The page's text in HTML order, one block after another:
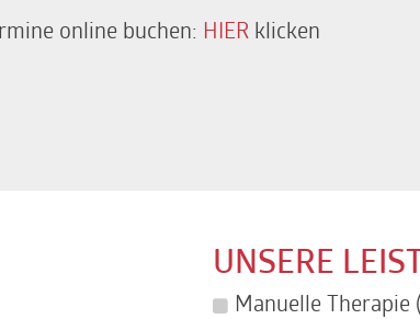
online buchen: HIERklicken
UNSERE
Manuelle Therapie